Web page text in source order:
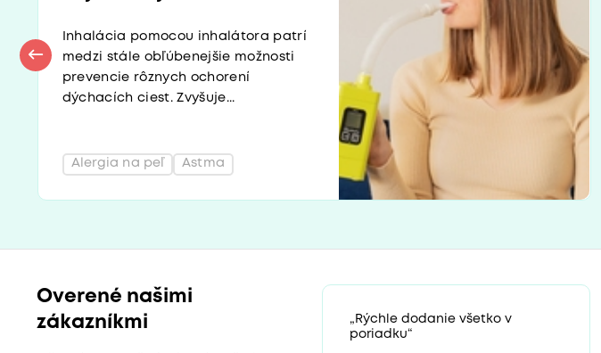
Inhalácia pomocou inhalátora patrí
medzi stále obľúbenejšie možnosti
prevencie rôznych ochorení
dýchacích ciest. Zvyšuje...
Alergia na peľ Astma
Overené našimi
zákazníkmi
„Rýchle dodanie všetko v
poriadku“